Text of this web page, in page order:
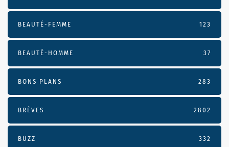
BEAUTÉ-FEMME 123
BEAUTÉ-HOMME 37
BONS PLANS 283
BRÈVES 2802
BUZZ 332